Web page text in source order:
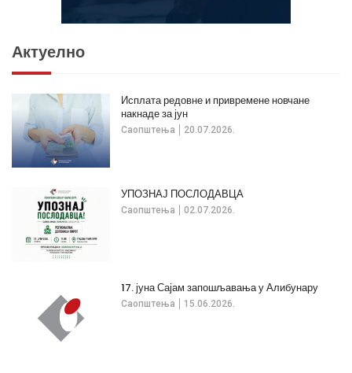
Актуелно
Саопштења 20.07.2026.
Исплата редовне и привремене новчане
накнаде за јун
Саопштења 02.07.2026.
УПОЗНАЈ ПОСЛОДАВЦА
Саопштења 15.06.2026.
17. јуна Сајам запошљавања у Алибунару